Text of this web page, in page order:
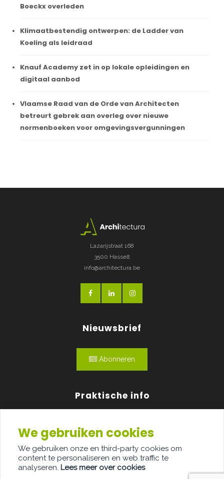
Boeckx overleden
Klimaatbestendig ontwerpen: de Ladder van
Koeling als leidraad
Knauf Academy zet in op lokale opleidingen en
digitaal aanbod
Vlaamse Raad van de Orde van Architecten
betreurt gebrek aan overleg over nieuwe
normenboeken voor omgevingsvergunningen
Lazarijstraat 168
3500 Hasselt
info@architectura.be
Nieuwsbrief
Abonneren
Praktische info
Over ons
Adverteren
We gebruiken cookies
We gebruiken onze en third-party cookies om
content te personaliseren en web traffic te
analyseren. Lees meer over cookies